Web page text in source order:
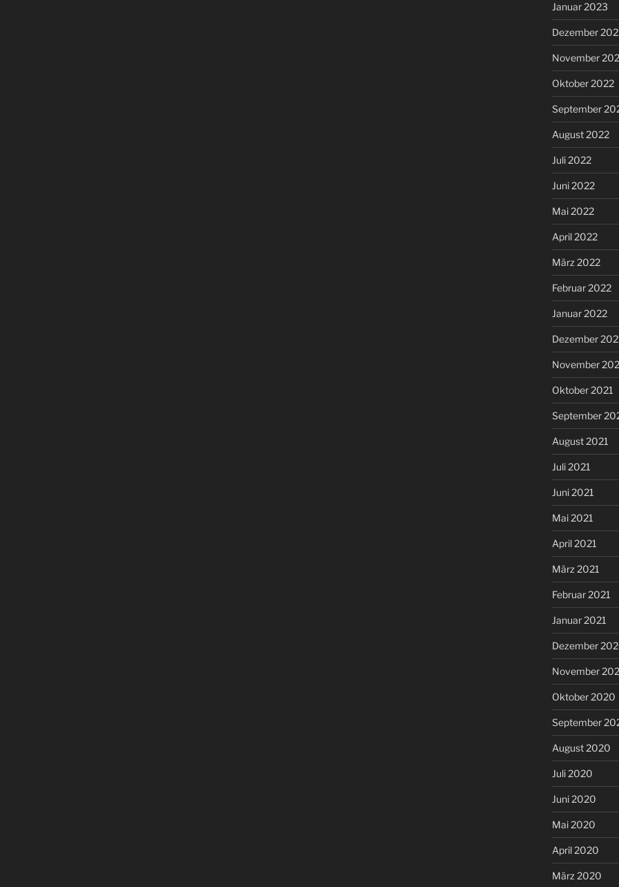
Januar 2023
Dezember
November
Oktober 2022
September
August 2022
Juli 2022
Juni 2022
Mai 2022
April 2022
März 2022
Februar 2022
Januar 2022
Dezember
November
Oktober 2021
September
August 2021
Juli 2021
Juni 2021
Mai 2021
April 2021
März 2021
Februar 2021
Januar 2021
Dezember
November
Oktober 2020
September
August 2020
Juli 2020
Juni 2020
Mai 2020
April 2020
März 2020